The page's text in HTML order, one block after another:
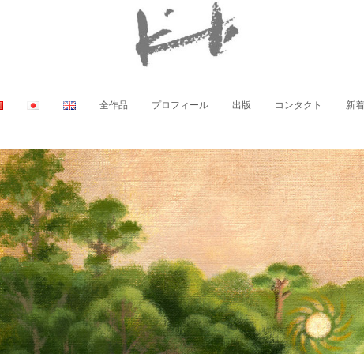
全作品 プロフィール 出版 コンタクト 新